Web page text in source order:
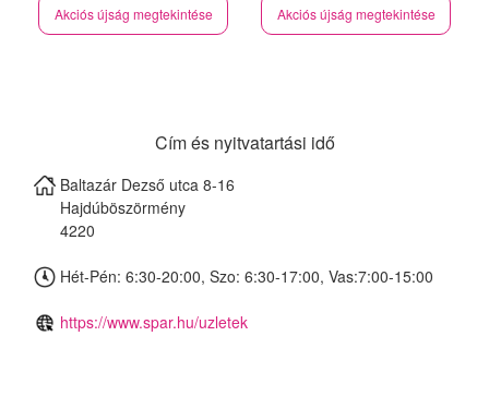
Akciós újság megtekintése Akciós újság megtekintése
Cím és nyitvatartási idő
Baltazár Dezső utca 8-16
Hajdúböszörmény
4220
Hét-Pén: 6:30-20:00, Szo: 6:30-17:00, Vas:7:00-15:00
https://www.spar.hu/uzletek